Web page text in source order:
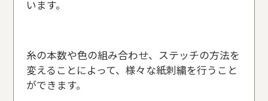
います。
糸の本数や色の組み合わせ、ステッチの方法を
変えることによって、様々な紙刺繍を行うこと
ができます。